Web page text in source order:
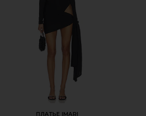
ПЛАТЬЕ IMARI